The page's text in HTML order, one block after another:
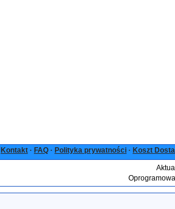
Kontakt · FAQ · Polityka prywatności · Koszt